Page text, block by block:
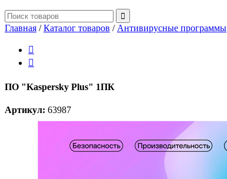
Главная /Каталог товаров / Антивирусные программы


ПО "Kaspersky Plus" 1ПК
Артикул: 63987